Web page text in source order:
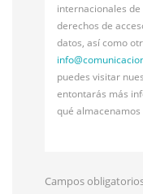
internacionales
derechos de
datos, así como
info@
puedes visitar
entontarás más
qué almacenamos
Campos